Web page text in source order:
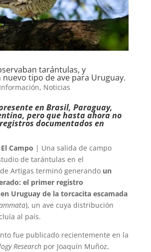
tarántulas, y
tipo de ave para Uruguay.
Información, Noticias
en Brasil, Paraguay,
pero que hasta ahora no
documentados en
Campo | Una salida de campo
de tarántulas en el
Artigas terminó generando un
el primer registro
Uruguay de la torcacita escamada
), un ave cuya distribución
al país.
fue publicado recientemente en la
Researchpor Joaquín Muñoz,